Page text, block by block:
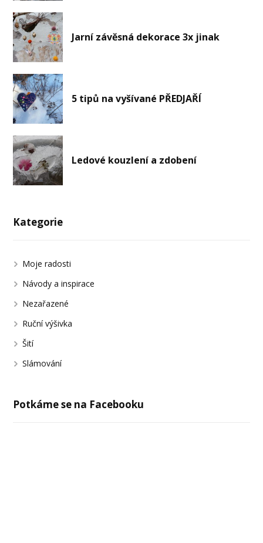
Jarní závěsná dekorace 3x jinak
5 tipů na vyšívané PŘEDJAŘÍ
Ledové kouzlení a zdobení
Kategorie
Moje radosti
Návody a inspirace
Nezařazené
Ruční výšivka
Šití
Slámování
Potkáme se na Facebooku